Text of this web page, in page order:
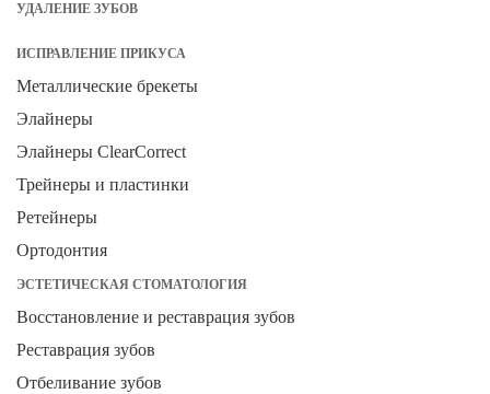
УДАЛЕНИЕ ЗУБОВ
ИСПРАВЛЕНИЕ ПРИКУСА
Металлические брекеты
Элайнеры
Элайнеры ClearCorrect
Трейнеры и пластинки
Ретейнеры
Ортодонтия
ЭСТЕТИЧЕСКАЯ СТОМАТОЛОГИЯ
Восстановление и реставрация зубов
Реставрация зубов
Отбеливание зубов